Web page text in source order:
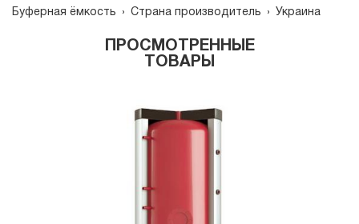
Буферная ёмкость
› Страна производитель › Украина
ПРОСМОТРЕННЫЕ
ТОВАРЫ